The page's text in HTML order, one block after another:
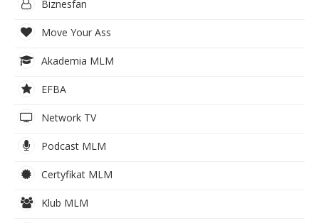
Biznesfan
Move Your Ass
Akademia MLM
EFBA
Network TV
Podcast MLM
Certyfikat MLM
Klub MLM